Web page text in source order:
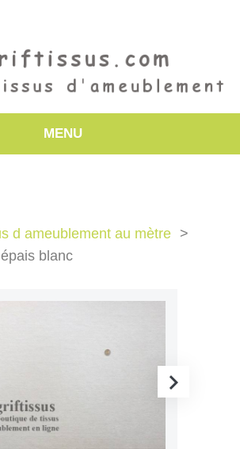
MENU
d ameublement au mètre
blanc